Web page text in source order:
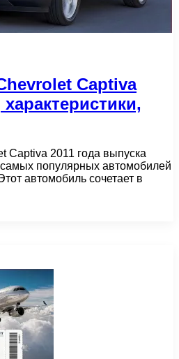
Captiva
Captiva 2011 года выпуска
популярных автомобилей
автомобиль сочетает в